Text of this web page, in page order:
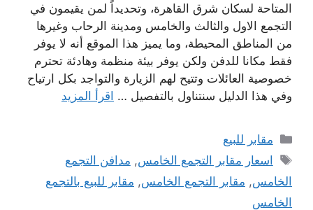
المتاحة لسكان شرق القاهرة، وتحديداً لمن يقيمون في
التجمع الاول والثالث والخامس ومدينة الرحاب وغيرها
من المناطق المحيطة، وما يميز هذا الموقع أنه لا يوفر
فقط مكانا للدفن ولكن يوفر بيئة منظمة وهادئة تحترم
خصوصية العائلات وتتيح لهم الزيارة والتواجد بكل ارتياح
وفي هذا الدليل سنتناول بالتفصيل … اقرأ المزيد
التصنيفات
مقابر للبيع
الوسوم
اسعار مقابر التجمع الخامس, مدافن التجمع
الخامس, مقابر التجمع الخامس, مقابر للبيع بالتجمع
الخامس